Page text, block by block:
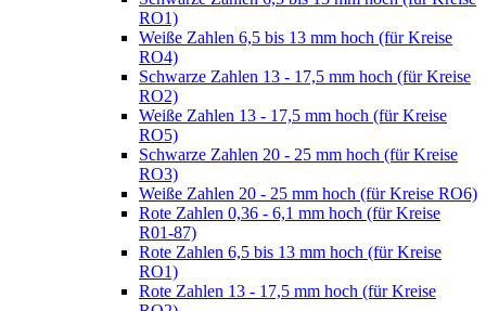
RO1)
Weiße Zahlen 6,5 bis 13 mm hoch (für Kreise
RO4)
Schwarze Zahlen 13 - 17,5 mm hoch (für Kreise
RO2)
Weiße Zahlen 13 - 17,5 mm hoch (für Kreise
RO5)
Schwarze Zahlen 20 - 25 mm hoch (für Kreise
RO3)
Weiße Zahlen 20 - 25 mm hoch (für Kreise RO6)
Rote Zahlen 0,36 - 6,1 mm hoch (für Kreise
R01-87)
Rote Zahlen 6,5 bis 13 mm hoch (für Kreise
RO1)
Rote Zahlen 13 - 17,5 mm hoch (für Kreise